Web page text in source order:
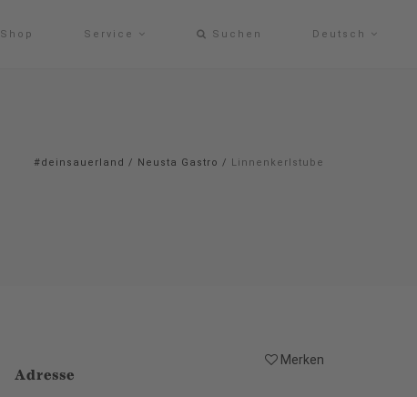
Shop Service Suchen Deutsch
#deinsauerland / Neusta Gastro / Linnenkerlstube
Merken
Adresse